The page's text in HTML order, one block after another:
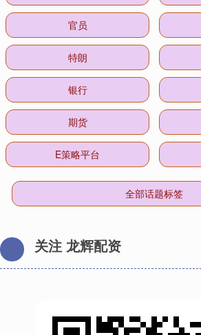
官员
特朗
银行
期货
E策略平台
全部话题标签
关注 龙辉配资